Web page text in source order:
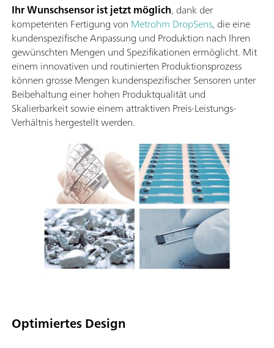
Ihr Wunschsensor ist jetzt möglich, dank der
kompetenten Fertigung von Metrohm DropSens, die eine
kundenspezifische Anpassung und Produktion nach Ihren
gewünschten Mengen und Spezifikationen ermöglicht. Mit
einem innovativen und routinierten Produktionsprozess
können grosse Mengen kundenspezifischer Sensoren unter
Beibehaltung einer hohen Produktqualität und
Skalierbarkeit sowie einem attraktiven Preis-Leistungs-
Verhältnis hergestellt werden.
Optimiertes Design